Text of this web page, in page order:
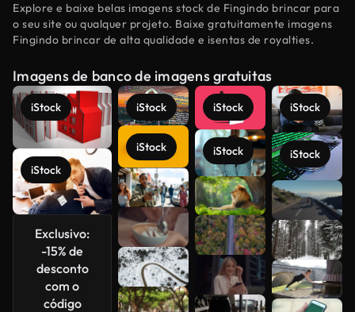
Explore e baixe belas imagens stock de Fingindo brincar para
o seu site ou qualquer projeto. Baixe gratuitamente imagens
Fingindo brincar de alta qualidade e isentas de royalties.
Imagens de banco de imagens gratuitas
iStock
iStock
Exclusivo:
-15% de
desconto
com o
código
iStock
iStock
iStock
iStock
iStock
iStock
Veja mais